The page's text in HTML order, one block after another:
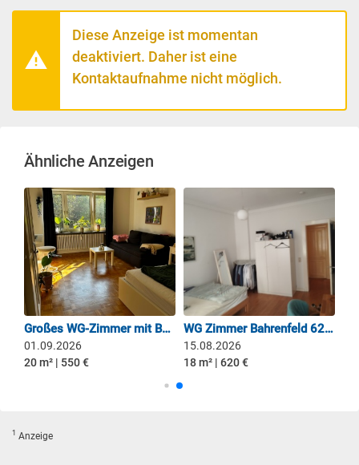
Diese Anzeige ist momentan
deaktiviert. Daher ist eine
Kontaktaufnahme nicht möglich.
Ähnliche Anzeigen
Großes WG-Zimmer mit Balkon im Grünen
01.09.2026
20 m² | 550 €
WG Zimmer Bahrenfeld 620 € warm
15.08.2026
18 m² | 620 €
1 Anzeige